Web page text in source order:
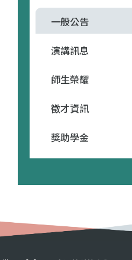
一般公告
演講訊息
師生榮耀
徵才資訊
獎助學金